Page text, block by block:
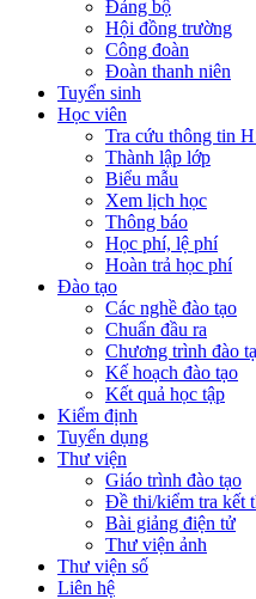
Đảng bộ
Hội đồng trường
Công đoàn
Đoàn thanh niên
Tuyển sinh
Học viên
Tra cứu thông tin
Thành lập lớp
Biểu mẫu
Xem lịch học
Thông báo
Học phí, lệ phí
Hoàn trả học phí
Đào tạo
Các nghề đào tạo
Chuẩn đầu ra
Chương trình đào
Kế hoạch đào tạo
Kết quả học tập
Kiểm định
Tuyển dụng
Thư viện
Giáo trình đào tạo
Đề thi/kiểm tra kết
Bài giảng điện tử
Thư viện ảnh
Thư viện số
Liên hệ